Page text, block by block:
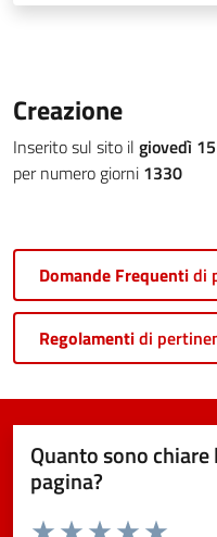
Creazione
Inserito sul sito il giovedì
per numero giorni 1330
Domande Frequentidi
Regolamentidi
Quanto sono
pagina?
Valuta da 1 a 5 stelle la pagina